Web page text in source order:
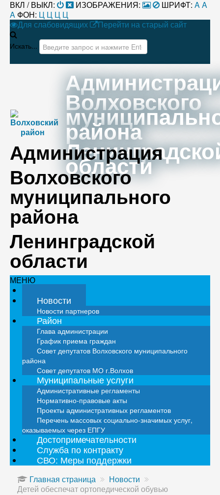
ВКЛ / ВЫКЛ: ИЗОБРАЖЕНИЯ: ШРИФТ: AA
A ФОН: Ц Ц Ц Ц
Для слабовидящих
Перейти на старый сайт
Искать...
Волховского
района
области
Администрация
Волховского
муниципального
района
Ленинградской
области
МЕНЮ
Новости
Новости партнеров
Район
Глава администрации
График приема граждан
Совет депутатов Волховского муниципального
района
Совет депутатов МО г.Волхов
Муниципальные услуги
Административные регламенты
Нормативно-правовые акты
Проекты административных регламентов
Перечень массовых социально-значимых услуг,
оказываемых через ЕПГУ
Достопримечательности
Служба по контракту
СВО: Меры поддержки
Главная страница
Новости
Детей обеспечат ортопедической обувью